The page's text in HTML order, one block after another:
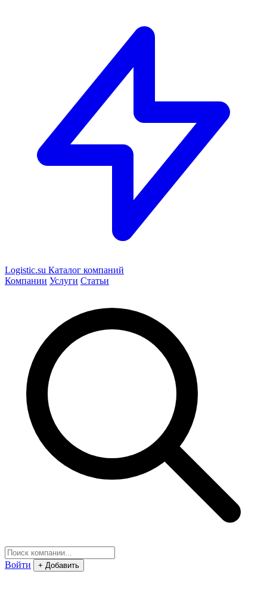
Logistic.su Каталог компаний
Компании Услуги Статьи
Войти + Добавить